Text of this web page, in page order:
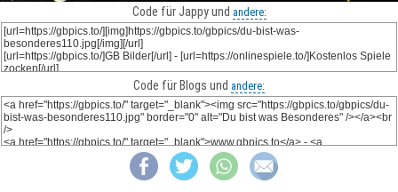
Code für Jappy und andere:
Code für Blogs und andere: